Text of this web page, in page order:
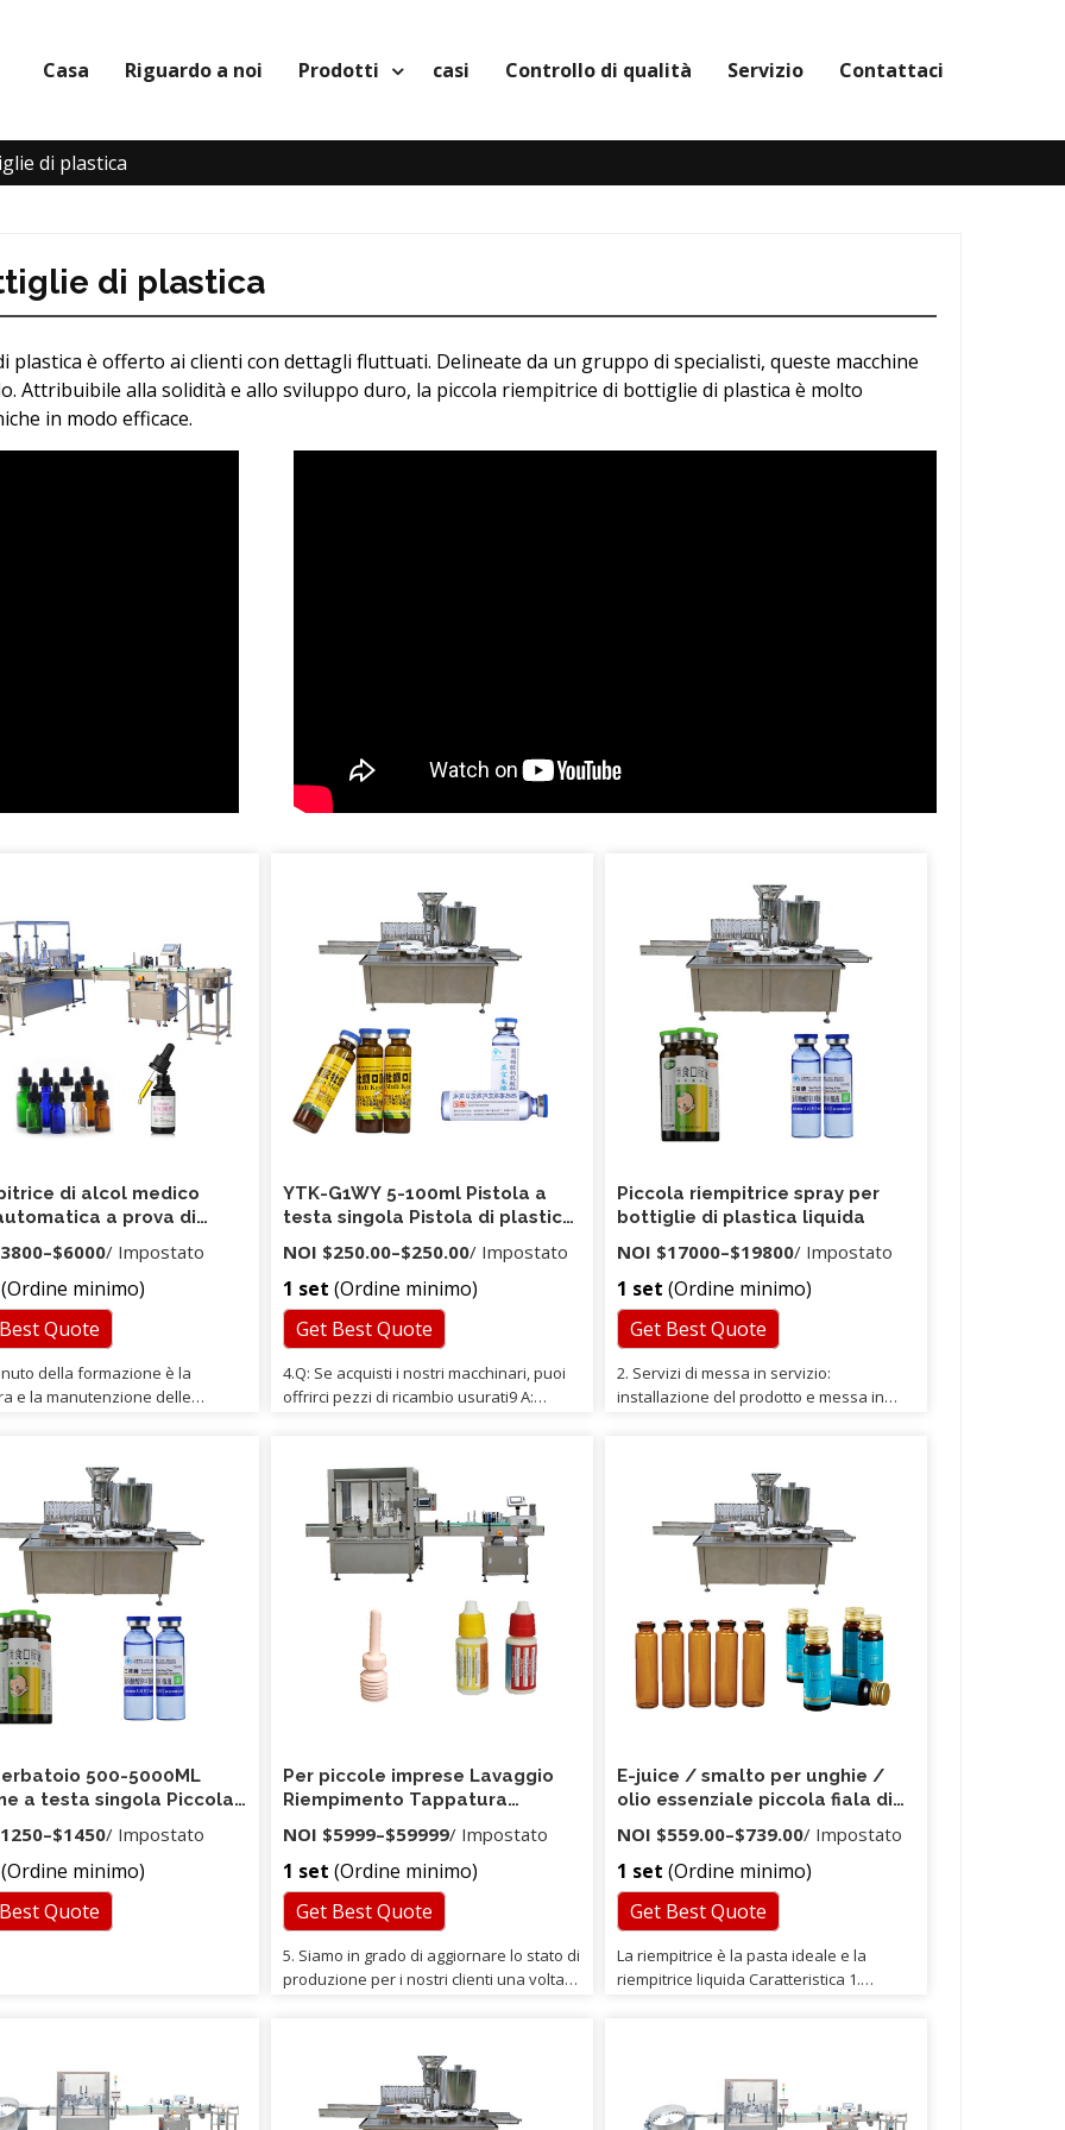
Casa Riguardo a noi Prodotti casi Controllo di qualità Servizio Contattaci
di plastica
di plastica
plastica è offerto ai clienti con dettagli fluttuati. Delineate da un gruppo di specialisti, queste macchine
Attribuibile alla solidità e allo sviluppo duro, la piccola riempitrice di bottiglie di plastica è molto
in modo efficace.
di alcol medico
a prova di
per bottiglie di
da 500 ml-1L
–$6000/ Impostato
(Ordine minimo)
Quote
della formazione è la
e la manutenzione delle
il tecnico
potrebbe padroneggiare
e la manutenzione,
il processo e trattare diversi
producendo capacità della linea.
di qualità, il tecnico degli
dovrebbe operare e
le attrezzature in base alla
del venditore, eseguendo il
alcuni guasti.
YTK-G1WY 5-100ml Pistola a
testa singola Pistola di plastica
Piccola bottiglia di succo
Bevanda macchina di
rifornimento olio di cbd
NOI $250.00–$250.00/ Impostato
1 set (Ordine minimo)
Get Best Quote
4.Q: Se acquisti i nostri macchinari, puoi
offrirci pezzi di ricambio usurati9 A:
entro 1 anno e non puoi risolverle. In
secondo luogo, se le soluzioni
telefoniche continuano a non
funzionare, i nostri ingegneri andranno
alla tua fabbrica (società a
responsabilità limitata) per risolverlo.
Piccola riempitrice spray per
bottiglie di plastica liquida
NOI $17000–$19800/ Impostato
1 set (Ordine minimo)
Get Best Quote
2. Servizi di messa in servizio:
installazione del prodotto e messa in
quando non avrete ottenuto il vostro
consenso. 5. Servizi a vita: forniamo
servizi a vita per tutti i prodotti che
abbiamo esaurito e forniamo ai pezzi di
ricambio un prezzo scontato. 7. Servizi di
ispezione: è possibile chiedere alla
società di ispezione di terze parti o al
proprio ispettore di ispezionare i prodotti
prima della spedizione.
500-5000ML
a testa singola Piccola
di plastica Bottiglia di
di olio liquido
–$1450/ Impostato
(Ordine minimo)
Quote
Per piccole imprese Lavaggio
Riempimento Tappatura
Bottiglia di plastica Acqua
minerale Macchina per fare
NOI $5999–$59999/ Impostato
1 set (Ordine minimo)
Get Best Quote
5. Siamo in grado di aggiornare lo stato di
produzione per i nostri clienti una volta
merci in tempo. 3. Q: Dove posso
ottenere assistenza su questa
macchina9 A: Contattaci ogni volta che
hai bisogno di aiuto, oppure possiamo
E-juice / smalto per unghie /
olio essenziale piccola fiala di
plastica / bottiglia di vetro
imbottigliatrice, mini macchina
di riempimento del profumo
NOI $559.00–$739.00/ Impostato
1 set (Ordine minimo)
Get Best Quote
La riempitrice è la pasta ideale e la
riempitrice liquida Caratteristica 1.
di manopola del dispositivo di
regolazione della quantità di
riempimento, riempimento quantitativo,